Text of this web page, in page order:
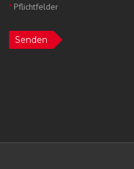
*Pflichtfelder
Senden